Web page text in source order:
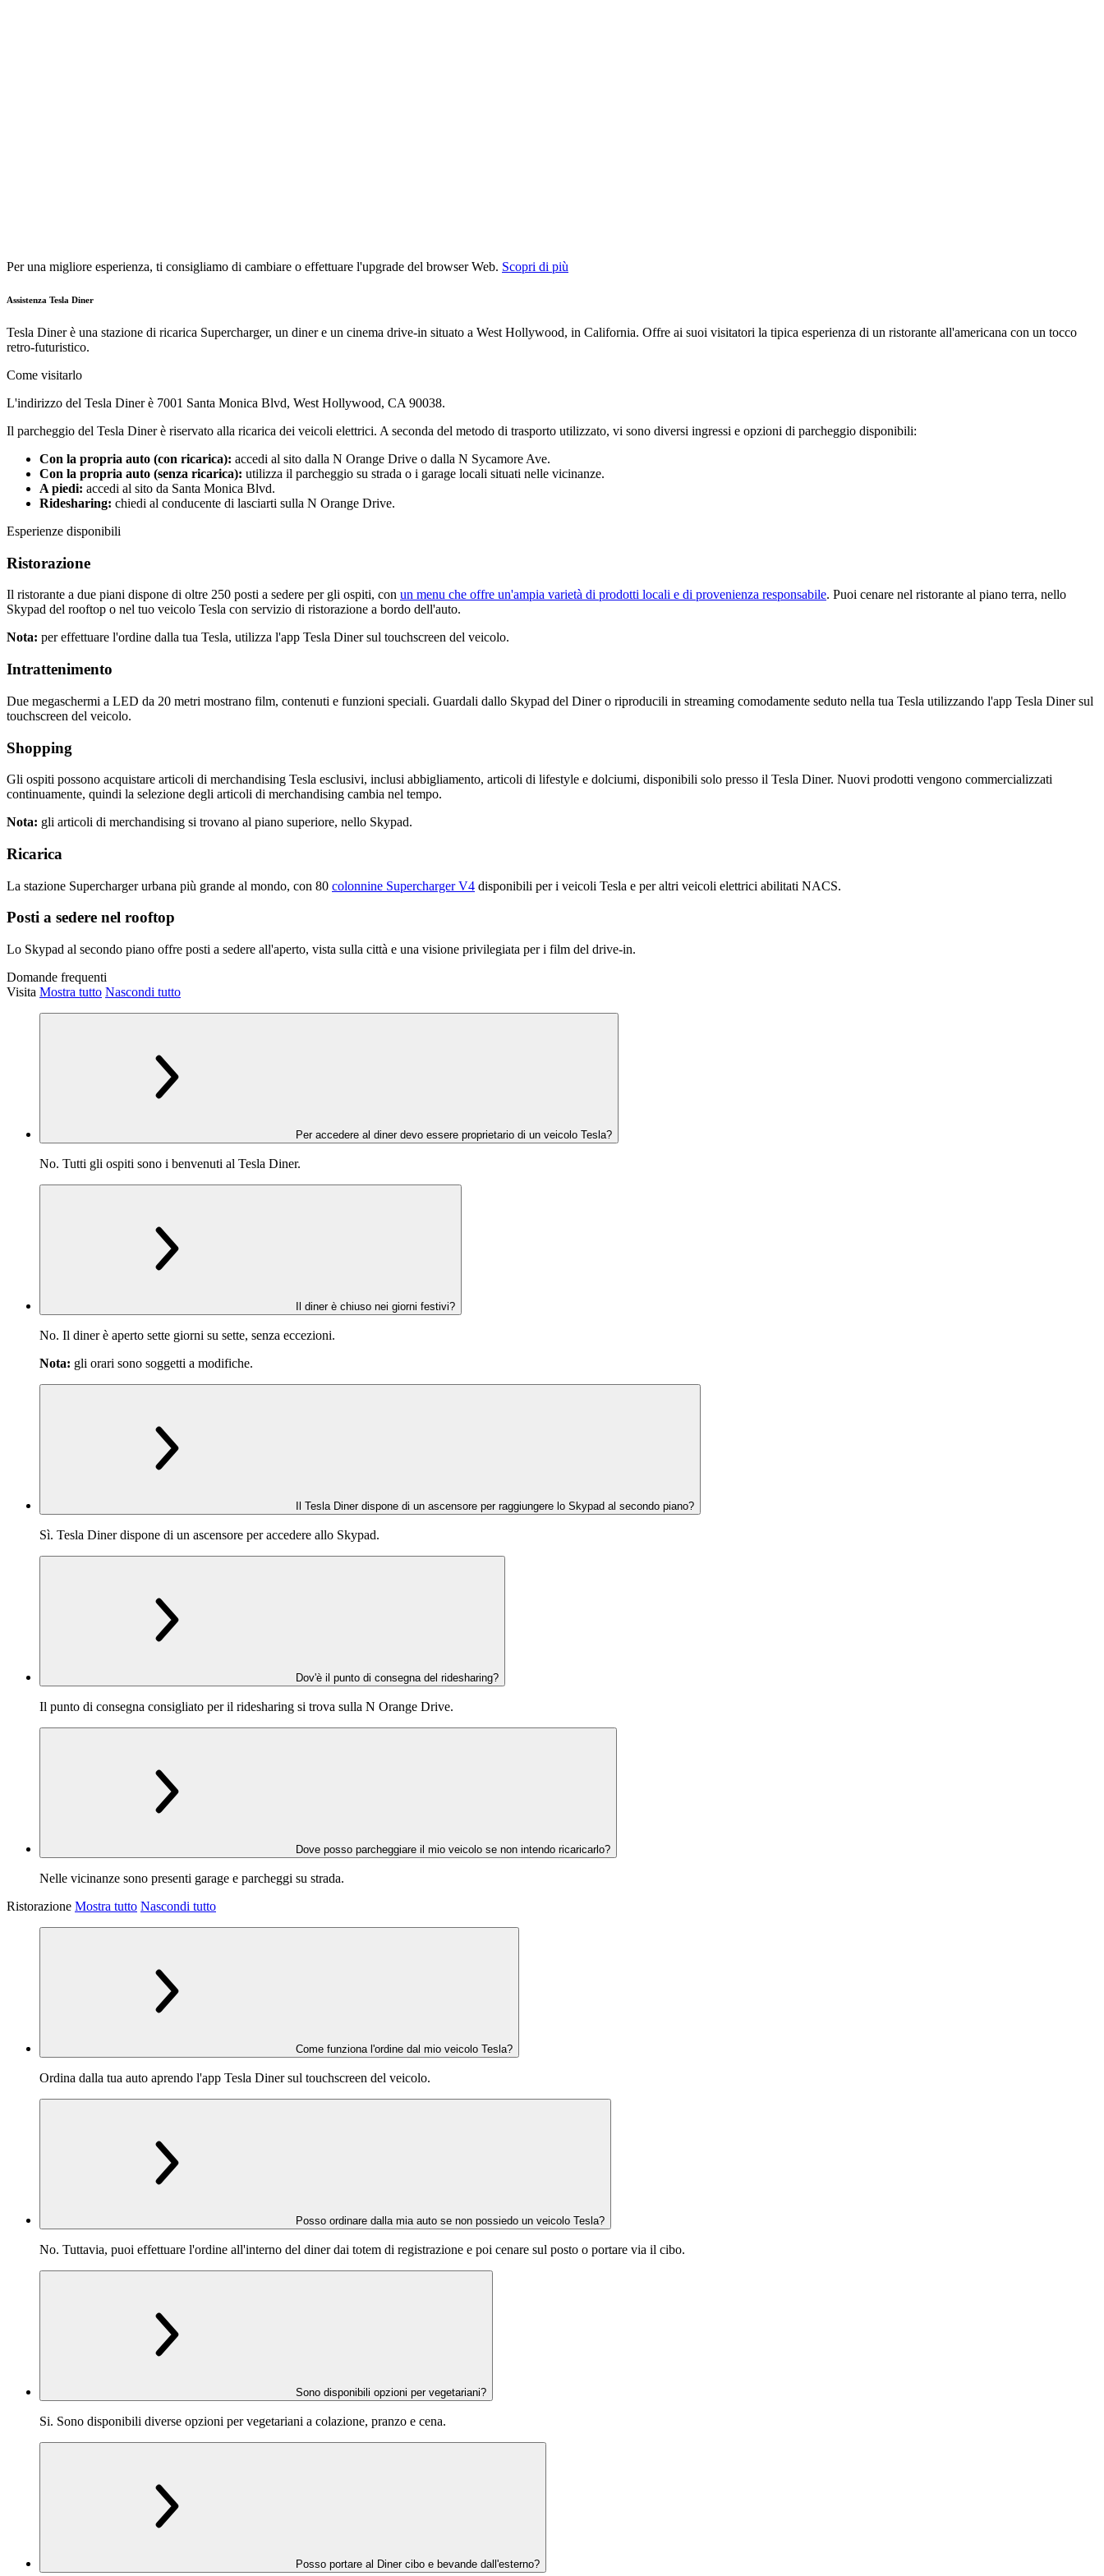
Per una migliore esperienza, ti consigliamo di cambiare o effettuare l'upgrade del browser Web. Scopri di più
Assistenza Tesla Diner
Tesla Diner è una stazione di ricarica Supercharger, un diner e un cinema drive-in situato a West Hollywood, in California. Offre ai suoi visitatori la tipica esperienza di un ristorante all'americana con un tocco
retro-futuristico.
Come visitarlo
L'indirizzo del Tesla Diner è 7001 Santa Monica Blvd, West Hollywood, CA 90038.
Il parcheggio del Tesla Diner è riservato alla ricarica dei veicoli elettrici. A seconda del metodo di trasporto utilizzato, vi sono diversi ingressi e opzioni di parcheggio disponibili:
Con la propria auto (con ricarica): accedi al sito dalla N Orange Drive o dalla N Sycamore Ave.
Con la propria auto (senza ricarica): utilizza il parcheggio su strada o i garage locali situati nelle vicinanze.
A piedi: accedi al sito da Santa Monica Blvd.
Ridesharing: chiedi al conducente di lasciarti sulla N Orange Drive.
Esperienze disponibili
Ristorazione
Il ristorante a due piani dispone di oltre 250 posti a sedere per gli ospiti, con un menu che offre un'ampia varietà di prodotti locali e di provenienza responsabile. Puoi cenare nel ristorante al piano terra, nello
Skypad del rooftop o nel tuo veicolo Tesla con servizio di ristorazione a bordo dell'auto.
Nota: per effettuare l'ordine dalla tua Tesla, utilizza l'app Tesla Diner sul touchscreen del veicolo.
Intrattenimento
Due megaschermi a LED da 20 metri mostrano film, contenuti e funzioni speciali. Guardali dallo Skypad del Diner o riproducili in streaming comodamente seduto nella tua Tesla utilizzando l'app Tesla Diner sul
touchscreen del veicolo.
Shopping
Gli ospiti possono acquistare articoli di merchandising Tesla esclusivi, inclusi abbigliamento, articoli di lifestyle e dolciumi, disponibili solo presso il Tesla Diner. Nuovi prodotti vengono commercializzati
continuamente, quindi la selezione degli articoli di merchandising cambia nel tempo.
Nota: gli articoli di merchandising si trovano al piano superiore, nello Skypad.
Ricarica
La stazione Supercharger urbana più grande al mondo, con 80 colonnine Supercharger V4 disponibili per i veicoli Tesla e per altri veicoli elettrici abilitati NACS.
Posti a sedere nel rooftop
Lo Skypad al secondo piano offre posti a sedere all'aperto, vista sulla città e una visione privilegiata per i film del drive-in.
Domande frequenti
Visita Mostra tutto Nascondi tutto
Per accedere al diner devo essere proprietario di un veicolo Tesla?
No. Tutti gli ospiti sono i benvenuti al Tesla Diner.
Il diner è chiuso nei giorni festivi?
No. Il diner è aperto sette giorni su sette, senza eccezioni.
Nota: gli orari sono soggetti a modifiche.
Il Tesla Diner dispone di un ascensore per raggiungere lo Skypad al secondo piano?
Sì. Tesla Diner dispone di un ascensore per accedere allo Skypad.
Dov'è il punto di consegna del ridesharing?
Il punto di consegna consigliato per il ridesharing si trova sulla N Orange Drive.
Dove posso parcheggiare il mio veicolo se non intendo ricaricarlo?
Nelle vicinanze sono presenti garage e parcheggi su strada.
Ristorazione Mostra tutto Nascondi tutto
Come funziona l'ordine dal mio veicolo Tesla?
Ordina dalla tua auto aprendo l'app Tesla Diner sul touchscreen del veicolo.
Posso ordinare dalla mia auto se non possiedo un veicolo Tesla?
No. Tuttavia, puoi effettuare l'ordine all'interno del diner dai totem di registrazione e poi cenare sul posto o portare via il cibo.
Sono disponibili opzioni per vegetariani?
Si. Sono disponibili diverse opzioni per vegetariani a colazione, pranzo e cena.
Posso portare al Diner cibo e bevande dall'esterno?